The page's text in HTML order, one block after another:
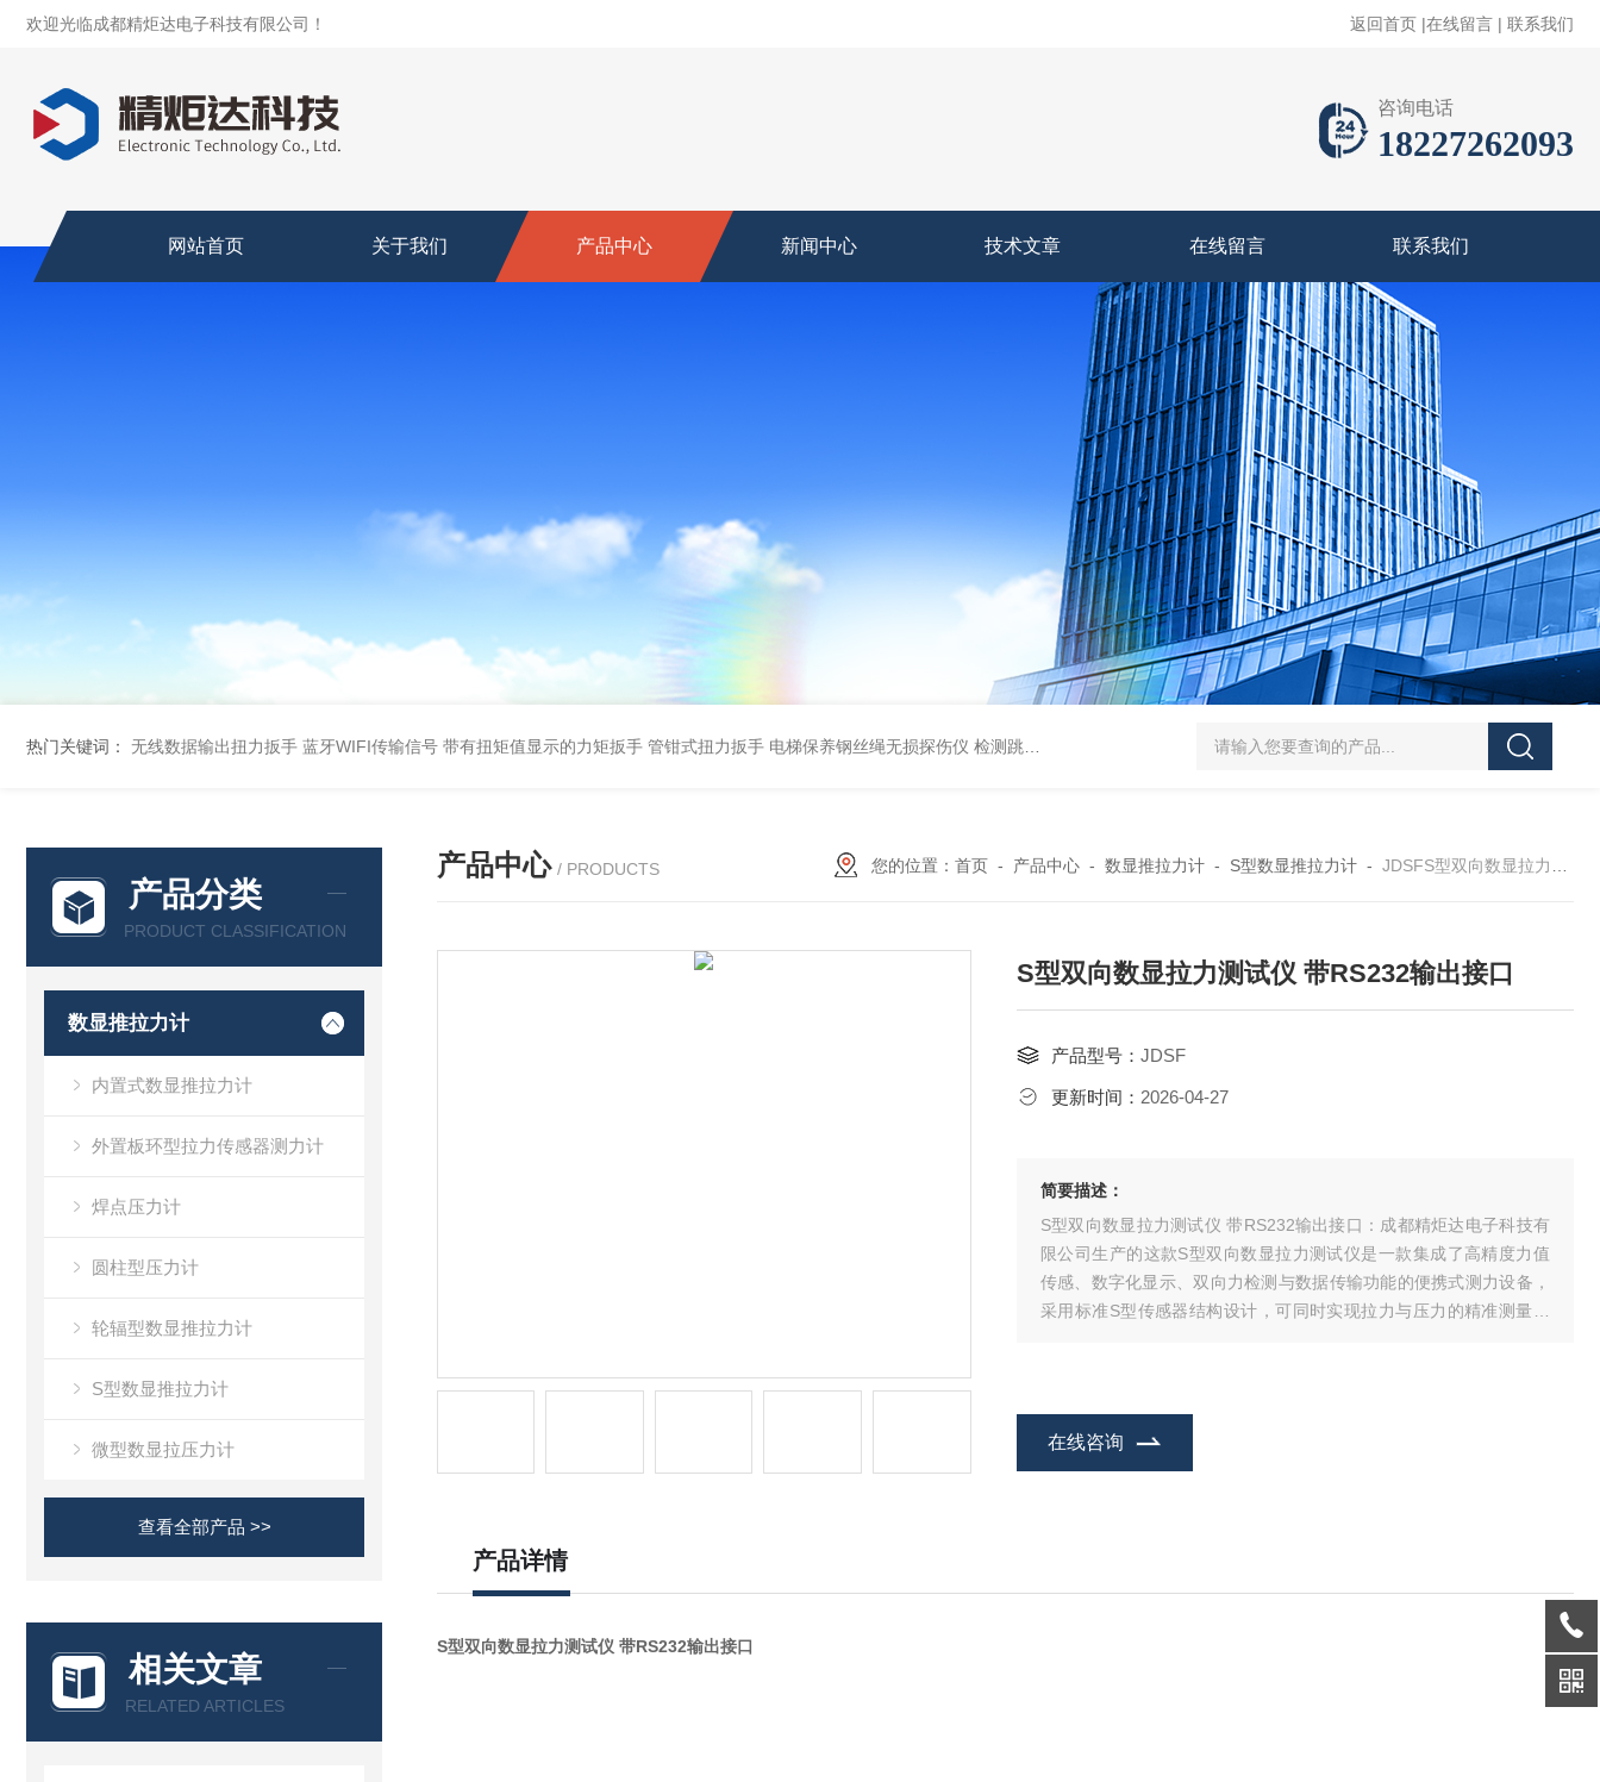
欢迎光临成都精炬达电子科技有限公司！ 返回首页 |在线留言 | 联系我们
咨询电话
18227262093
网站首页 关于我们 产品中心 新闻中心 技术文章 在线留言 联系我们
热门关键词： 无线数据输出扭力扳手 蓝牙WIFI传输信号 带有扭矩值显示的力矩扳手 管钳式扭力扳手 电梯保养钢丝绳无损探伤仪 检测跳丝/断丝 5-300N.m的扭矩扳手检定仪 机械扳手校准仪 JDSF100KN电子式拉
产品分类
PRODUCT CLASSIFICATION
数显推拉力计
内置式数显推拉力计
外置板环型拉力传感器测力计
焊点压力计
圆柱型压力计
轮辐型数显推拉力计
S型数显推拉力计
微型数显拉压力计
查看全部产品 >>
相关文章
RELATED ARTICLES
产品中心 / PRODUCTS 您的位置： 首页- 产品中心- 数显推拉力计- S型数显推拉力计- JDSFS型双向数显拉力测试仪 带RS232输出接口
S型双向数显拉力测试仪 带RS232输出接口
产品型号： JDSF
更新时间： 2026-04-27
简要描述：
S型双向数显拉力测试仪 带RS232输出接口：成都精炬达电子科技有
限公司生产的这款S型双向数显拉力测试仪是一款集成了高精度力值
传感、数字化显示、双向力检测与数据传输功能的便携式测力设备，
采用标准S型传感器结构设计，可同时实现拉力与压力的精准测量，
在线咨询
产品详情
S型双向数显拉力测试仪 带RS232输出接口